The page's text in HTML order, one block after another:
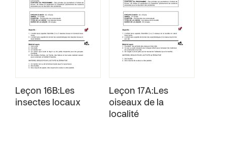
Leçon 16B:Les
insectes locaux
Leçon 17A:Les
oiseaux de la
localité